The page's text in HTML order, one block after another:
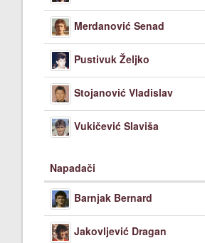
Merdanović Senad
Pustivuk Željko
Stojanović Vladislav
Vukičević Slaviša
Napadači
Barnjak Bernard
Jakovljević Dragan